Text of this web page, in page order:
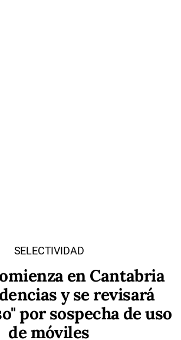
SELECTIVIDAD
en Cantabria
y se revisará
por sospecha de uso
de móviles